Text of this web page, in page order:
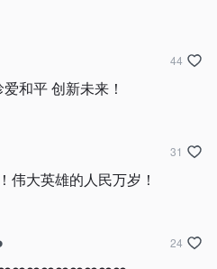
和平 创新未来！
44
伟大英雄的人民万岁！
31
24